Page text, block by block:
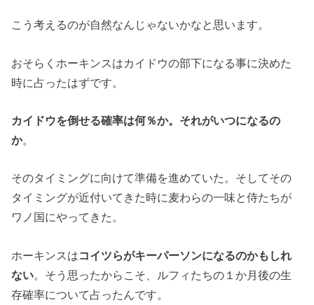
こう考えるのが自然なんじゃないかなと思います。
おそらくホーキンスはカイドウの部下になる事に決めた
時に占ったはずです。
カイドウを倒せる確率は何％か。それがいつになるの
か。
そのタイミングに向けて準備を進めていた。そしてその
タイミングが近付いてきた時に麦わらの一味と侍たちが
ワノ国にやってきた。
ホーキンスはコイツらがキーパーソンになるのかもしれ
ない。そう思ったからこそ、ルフィたちの１か月後の生
存確率について占ったんです。